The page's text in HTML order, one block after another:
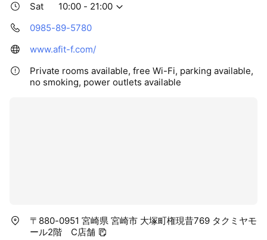
Sat
10:00 - 21:00
0985-89-5780
www.afit-f.com/
Private rooms available, free Wi-Fi, parking available,
no smoking, power outlets available
〒880-0951 宮崎県 宮崎市 大塚町権現昔769 タクミヤモ
ール2階 C店舗